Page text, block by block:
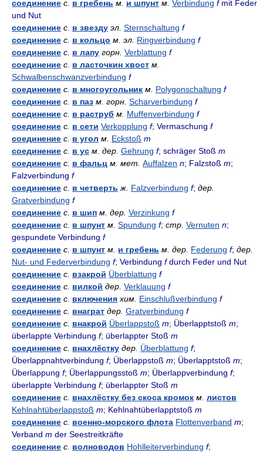
соединение с. в гребень м. и шпунт м. Verbindung fmit Feder
und Nut
соединение с. в звезду эл. Sternschaltung f
соединение с. в кольцо м. эл. Ringverbindung f
соединение с. в лапу горн. Verblattung f
соединение с. в ласточкин хвост м.
Schwalbenschwanzverbindung f
соединение с. в многоугольник м. Polygonschaltung f
соединение с. в паз м. горн. Scharverbindung f
соединение с. в раструб м. Muffenverbindung f
соединение с. в сети Verkopplung f; Vermaschung f
соединение с. в угол м. Eckstoß m
соединение с. в ус м. дер. Gehrung f; schräger Stoß m
соединение с. в фальц м. мет. Auffalzen n; Falzstoß m;
Falzverbindung f
соединение с. в четверть ж. Falzverbindung f; дер.
Gratverbindung f
соединение с. в шип м. дер. Verzinkung f
соединение с. в шпунт м. Spundung f; стр. Vernuten n;
gespundete Verbindung f
соединение с. в шпунт м. и гребень м. дер. Federung f; дер.
Nut- und Federverbindung f; Verbindung fdurch Feder und Nut
соединение с. взакрой Überblattung f
соединение с. вилкой дер. Verklauung f
соединение с. включения хим. Einschlußverbindung f
соединение с. внаграт дер. Gratverbindung f
соединение с. внакрой Überlappstoß m; Überlapptstoß m;
überlappte Verbindung f; überlappter Stoß m
соединение с. внахлёстку дер. Überblattung f;
Überlappnahtverbindung f; Überlappstoß m; Überlapptstoß m;
Überlappung f; Überlappungsstoß m; Überlappverbindung f;
überlappte Verbindung f; überlappter Stoß m
соединение с. внахлёстку без скоса кромок м. листов
Kehlnahtüberlappstoß m; Kehlnahtüberlapptstoß m
соединение с. военно-морского флота Flottenverband m;
Verband m der Seestreitkräfte
соединение с. волноводов Hohlleiterverbindung f;